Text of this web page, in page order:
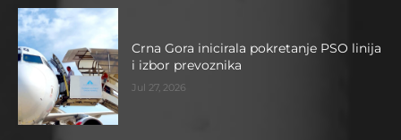
Crna Gora inicirala pokretanje PSO linija
i izbor prevoznika
Jul 27, 2026